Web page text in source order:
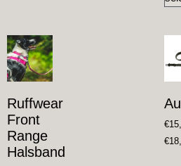
Ruffwear
Front
Range
Halsband
€
€